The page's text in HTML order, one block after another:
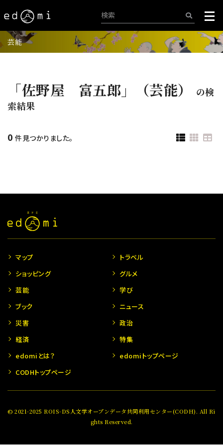
芸能
「佐野屋 富五郎」（芸能）
の検
索結果
0 件見つかりました。
マップ
トラベル
ショッピング
グルメ
芸能
学び
ブック
ニュース
災害
政治
経済
特集
edomiとは？
edomiトップページ
CODHトップページ
© 2021-2025 ROIS-DS人文学オープンデータ共同利用センター(CODH). All Ri
ghts Reserved.